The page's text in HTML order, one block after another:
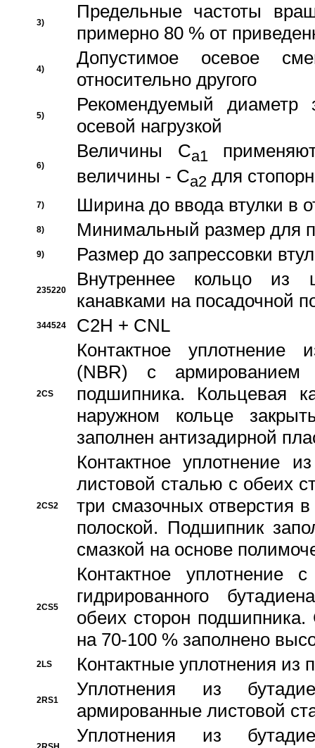
3)
Предельные частоты
примерно 80 % от
4)
Допустимое осевое
относительно другого
5)
Рекомендуемый диаметр
осевой нагрузкой
6)
Величины Ca1
величины - Ca2 для
7) Ширина до ввода втулки в
8) Минимальный размер для
9) Размер до запрессовки
235220
Внутреннее кольцо из
канавками на посадочной
344524 C2H + CNL
2CS
Контактное уплотнение
(NBR) с
подшипника. Кольцевая
наружном кольце
заполнен антизадирной
2CS2
Контактное уплотнение
листовой сталью с обеих
три смазочных отверстия
полоской. Подшипник
смазкой на основе
2CS5
Контактное уплотнение
гидрированного
обеих сторон
на 70-100 % заполнено
2LS Контактные уплотнения из
2RS1
Уплотнения из
армированные листовой
Уплотнения из